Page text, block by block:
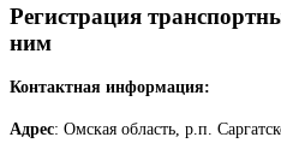
Регистрация
ним
Контактная информация:
Адрес: Омская область, р.п.